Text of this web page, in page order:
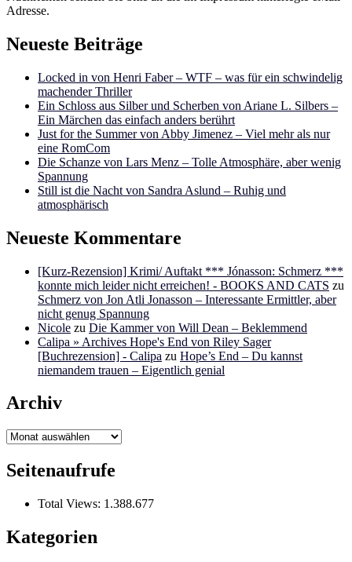
Adresse.
Neueste Beiträge
Locked in von Henri Faber – WTF – was für ein schwindelig
machender Thriller
Ein Schloss aus Silber und Scherben von Ariane L. Silbers –
Ein Märchen das einfach anders berührt
Just for the Summer von Abby Jimenez – Viel mehr als nur
eine RomCom
Die Schanze von Lars Menz – Tolle Atmosphäre, aber wenig
Spannung
Still ist die Nacht von Sandra Aslund – Ruhig und
atmosphärisch
Neueste Kommentare
[Kurz-Rezension] Krimi/ Auftakt *** Jónasson: Schmerz ***
konnte mich leider nicht erreichen! - BOOKS AND CATS zu
Schmerz von Jon Atli Jonasson – Interessante Ermittler, aber
nicht genug Spannung
Nicole zu Die Kammer von Will Dean – Beklemmend
Calipa » Archives Hope's End von Riley Sager
[Buchrezension] - Calipa zu Hope’s End – Du kannst
niemandem trauen – Eigentlich genial
Archiv
Archiv
Seitenaufrufe
Total Views: 1.388.677
Kategorien